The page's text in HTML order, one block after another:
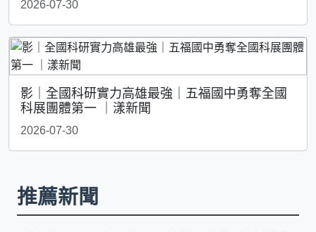
2026-07-30
影｜全國科研實力高雄最強｜五福國中勇奪全國
科展團體第一 ｜漾新聞
2026-07-30
推薦新聞